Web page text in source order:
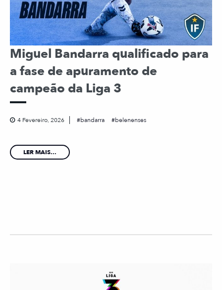
Miguel Bandarra qualificado para
a fase de apuramento de
campeão da Liga 3
4 Fevereiro, 2026 bandarra belenenses
LER MAIS...